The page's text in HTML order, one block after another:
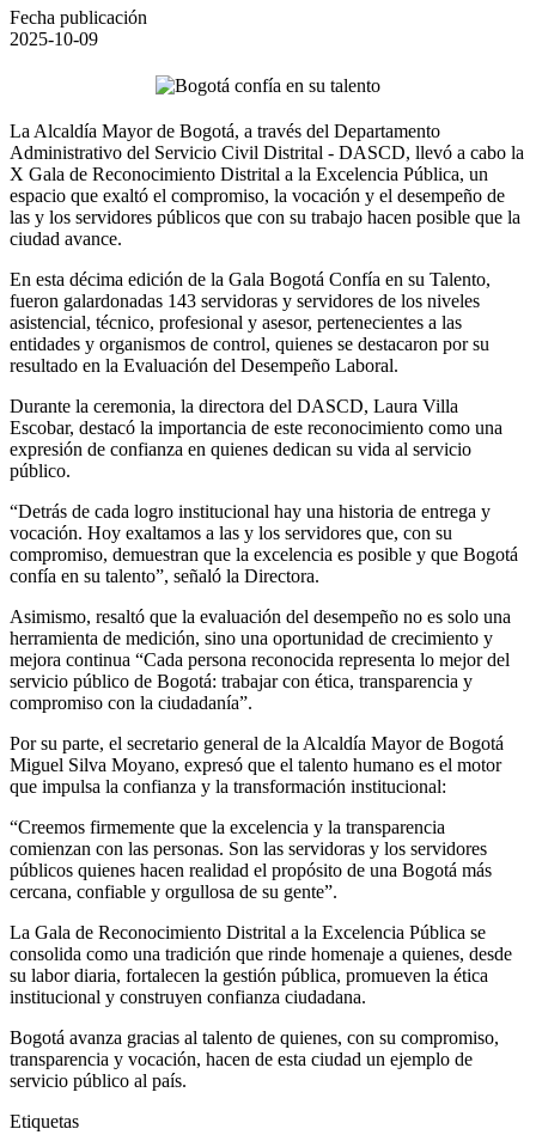
Fecha publicación
2025-10-09
La Alcaldía Mayor de Bogotá, a través del Departamento
Administrativo del Servicio Civil Distrital - DASCD, llevó a cabo la
X Gala de Reconocimiento Distrital a la Excelencia Pública, un
espacio que exaltó el compromiso, la vocación y el desempeño de
las y los servidores públicos que con su trabajo hacen posible que la
ciudad avance.
En esta décima edición de la Gala Bogotá Confía en su Talento,
fueron galardonadas 143 servidoras y servidores de los niveles
asistencial, técnico, profesional y asesor, pertenecientes a las
entidades y organismos de control, quienes se destacaron por su
resultado en la Evaluación del Desempeño Laboral.
Durante la ceremonia, la directora del DASCD, Laura Villa
Escobar, destacó la importancia de este reconocimiento como una
expresión de confianza en quienes dedican su vida al servicio
público.
“Detrás de cada logro institucional hay una historia de entrega y
vocación. Hoy exaltamos a las y los servidores que, con su
compromiso, demuestran que la excelencia es posible y que Bogotá
confía en su talento”, señaló la Directora.
Asimismo, resaltó que la evaluación del desempeño no es solo una
herramienta de medición, sino una oportunidad de crecimiento y
mejora continua “Cada persona reconocida representa lo mejor del
servicio público de Bogotá: trabajar con ética, transparencia y
compromiso con la ciudadanía”.
Por su parte, el secretario general de la Alcaldía Mayor de Bogotá
Miguel Silva Moyano, expresó que el talento humano es el motor
que impulsa la confianza y la transformación institucional:
“Creemos firmemente que la excelencia y la transparencia
comienzan con las personas. Son las servidoras y los servidores
públicos quienes hacen realidad el propósito de una Bogotá más
cercana, confiable y orgullosa de su gente”.
La Gala de Reconocimiento Distrital a la Excelencia Pública se
consolida como una tradición que rinde homenaje a quienes, desde
su labor diaria, fortalecen la gestión pública, promueven la ética
institucional y construyen confianza ciudadana.
Bogotá avanza gracias al talento de quienes, con su compromiso,
transparencia y vocación, hacen de esta ciudad un ejemplo de
servicio público al país.
Etiquetas